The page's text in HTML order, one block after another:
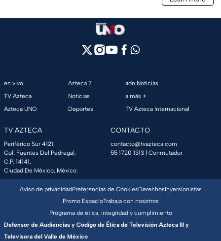
en vivo
TV Azteca
Azteca UNO
Azteca 7
Noticias
Deportes
adn Noticias
a más +
TV Azteca Internacional
TV AZTECA
Periférico Sur 4121,
Col. Fuentes Del Pedregal,
C.P. 14141,
Ciudad De México, México.
CONTACTO
contacto@tvazteca.com
55 1720 1313 | Conmutador
Aviso de privacidadPreferencias de CookiesDerechosInversionistas
Promo EspacioTrabaja con nosotros
Programa de ética, integridad y cumplimiento
Defensor de Audiencias y Código de Ética de Televisión Azteca III y
Televisora del Valle de México